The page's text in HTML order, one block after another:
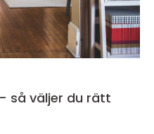
så väljer du rätt